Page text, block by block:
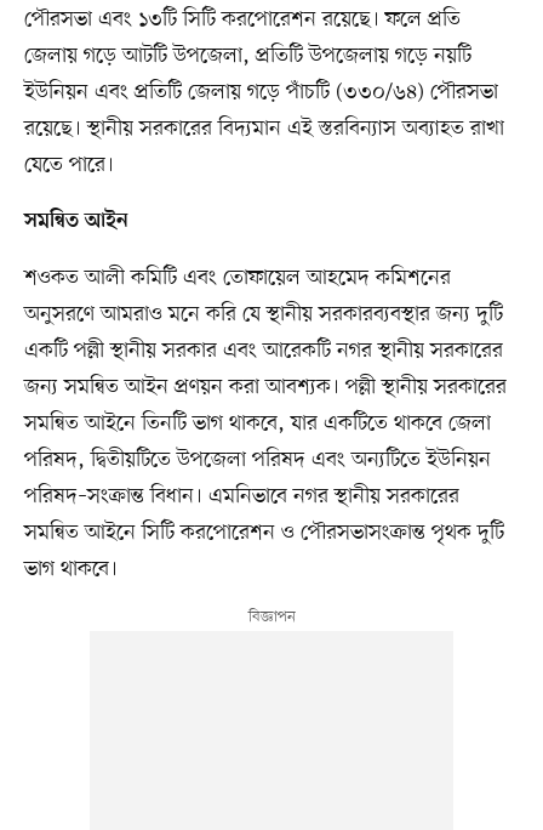
পৌরসভা এবং ১৩টি সিটি করপোরেশন রয়েছে। ফলে প্রতি
জেলায় গড়ে আটটি উপজেলা, প্রতিটি উপজেলায় গড়ে নয়টি
ইউনিয়ন এবং প্রতিটি জেলায় গড়ে পাঁচটি (৩৩০/৬৪) পৌরসভা
রয়েছে। স্থানীয় সরকারের বিদ্যমান এই স্তরবিন্যাস অব্যাহত রাখা
যেতে পারে।
সমন্বিত আইন
শওকত আলী কমিটি এবং তোফায়েল আহমেদ কমিশনের
অনুসরণে আমরাও মনে করি যে স্থানীয় সরকারব্যবস্থার জন্য দুটি
একটি পল্লী স্থানীয় সরকার এবং আরেকটি নগর স্থানীয় সরকারের
জন্য সমন্বিত আইন প্রণয়ন করা আবশ্যক। পল্লী স্থানীয় সরকারের
সমন্বিত আইনে তিনটি ভাগ থাকবে, যার একটিতে থাকবে জেলা
পরিষদ, দ্বিতীয়টিতে উপজেলা পরিষদ এবং অন্যটিতে ইউনিয়ন
পরিষদ–সংক্রান্ত বিধান। এমনিভাবে নগর স্থানীয় সরকারের
সমন্বিত আইনে সিটি করপোরেশন ও পৌরসভাসংক্রান্ত পৃথক দুটি
ভাগ থাকবে।